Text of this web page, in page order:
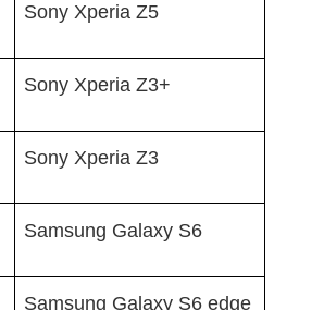
Sony Xperia Z5
Sony Xperia Z3+
Sony Xperia Z3
Samsung Galaxy S6
Samsung Galaxy S6 edge